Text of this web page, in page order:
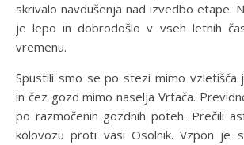
skrivalo navdušenja nad izvedbo etape.
je lepo in dobrodošlo v vseh letnih
vremenu.
Spustili smo se po stezi mimo vzletišča
in čez gozd mimo naselja Vrtača.
po razmočenih gozdnih poteh. Prečili
kolovozu proti vasi Osolnik. Vzpon je